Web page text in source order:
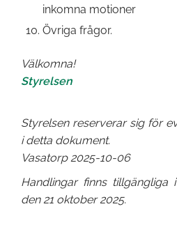
inkomna motioner
Övriga frågor.
Välkomna!
Styrelsen
Styrelsen reserverar sig för
i detta dokument.
Vasatorp 2025-10-06
Handlingar finns tillgängliga
den 21 oktober 2025.